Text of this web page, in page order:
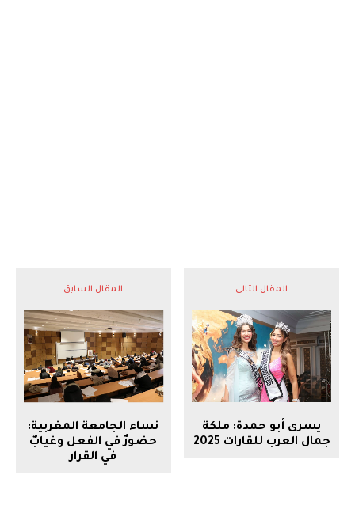
المقال السابق
نساء الجامعة المغربية:
حضورٌ في الفعل وغيابٌ
في القرار
المقال التالي
يسرى أبو حمدة: ملكة
جمال العرب للقارات 2025